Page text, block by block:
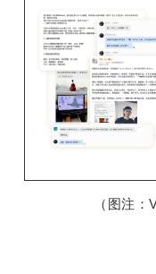
（图注：